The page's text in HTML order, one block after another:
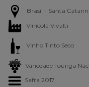
Brasil - Santa
Vinícola Vivalti
Vinho Tinto Seco
Variedade Touriga
Safra 2017